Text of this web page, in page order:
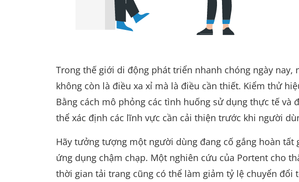
Trong thế giới di động phát triển nhanh chóng ngày
không còn là điều xa xỉ mà là điều cần thiết. Kiểm thử
Bằng cách mô phỏng các tình huống sử dụng thực tế và
thể xác định các lĩnh vực cần cải thiện trước khi người
Hãy tưởng tượng một người dùng đang cố gắng hoàn
ứng dụng chậm chạp. Một nghiên cứu của Portent cho
thời gian tải trang cũng có thể làm giảm tỷ lệ chuyển đổi